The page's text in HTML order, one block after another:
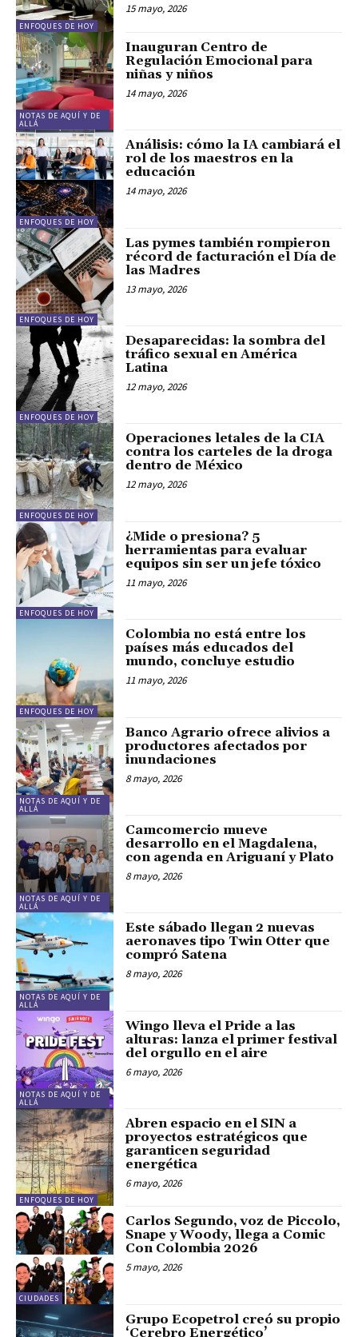
ENFOQUES DE HOY
15 mayo, 2026
NOTAS DE AQUÍ Y DE
ALLÁ
Inauguran Centro de
Regulación Emocional para
niñas y niños
14 mayo, 2026
ENFOQUES DE HOY
Análisis: cómo la IA cambiará el
rol de los maestros en la
educación
14 mayo, 2026
ENFOQUES DE HOY
Las pymes también rompieron
récord de facturación el Día de
las Madres
13 mayo, 2026
ENFOQUES DE HOY
Desaparecidas: la sombra del
tráfico sexual en América
Latina
12 mayo, 2026
ENFOQUES DE HOY
Operaciones letales de la CIA
contra los carteles de la droga
dentro de México
12 mayo, 2026
ENFOQUES DE HOY
¿Mide o presiona? 5
herramientas para evaluar
equipos sin ser un jefe tóxico
11 mayo, 2026
ENFOQUES DE HOY
Colombia no está entre los
países más educados del
mundo, concluye estudio
11 mayo, 2026
NOTAS DE AQUÍ Y DE
ALLÁ
Banco Agrario ofrece alivios a
productores afectados por
inundaciones
8 mayo, 2026
NOTAS DE AQUÍ Y DE
ALLÁ
Camcomercio mueve
desarrollo en el Magdalena,
con agenda en Ariguaní y Plato
8 mayo, 2026
NOTAS DE AQUÍ Y DE
ALLÁ
Este sábado llegan 2 nuevas
aeronaves tipo Twin Otter que
compró Satena
8 mayo, 2026
NOTAS DE AQUÍ Y DE
ALLÁ
Wingo lleva el Pride a las
alturas: lanza el primer festival
del orgullo en el aire
6 mayo, 2026
ENFOQUES DE HOY
Abren espacio en el SIN a
proyectos estratégicos que
garanticen seguridad
energética
6 mayo, 2026
CIUDADES
Carlos Segundo, voz de Piccolo,
Snape y Woody, llega a Comic
Con Colombia 2026
5 mayo, 2026
Grupo Ecopetrol creó su propio
‘Cerebro Energético’